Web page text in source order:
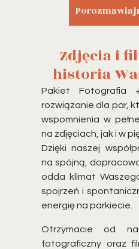
Zdjęcia i
historia
Pakiet Fotografia
rozwiązanie dla par,
wspomnienia w
na zdjęciach, jak i w
Dzięki naszej
na spójną,
odda klimat
spojrzeń i
energię na parkiecie.
Otrzymacie od
fotograficzny oraz